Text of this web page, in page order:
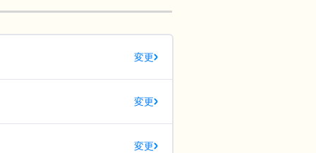
変更
変更
変更